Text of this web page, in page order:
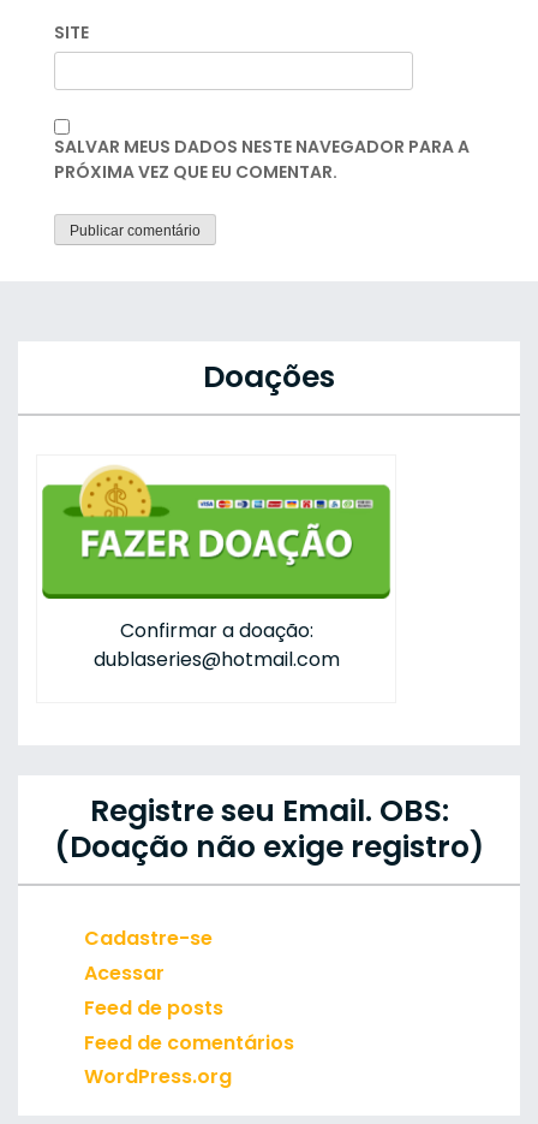
SITE
SALVAR MEUS DADOS NESTE NAVEGADOR PARA A
PRÓXIMA VEZ QUE EU COMENTAR.
Doações
Confirmar a doação:
dublaseries@hotmail.com
Registre seu Email. OBS:
(Doação não exige registro)
Cadastre-se
Acessar
Feed de posts
Feed de comentários
WordPress.org